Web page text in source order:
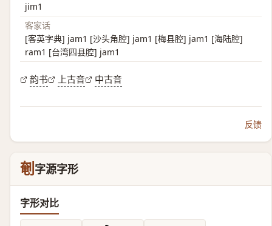
jim1
客家话
[客英字典] jam1 [沙头角腔] jam1 [梅县腔] jam1 [海陆腔]
ram1 [台湾四县腔] jam1
韵书 上古音 中古音
反馈
剦 字源字形
字形对比